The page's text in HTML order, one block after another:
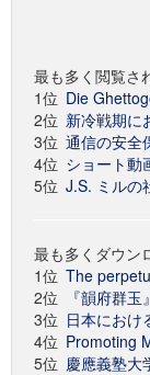
最も多く閲覧さ
1位 Die
2位 新冷戦期に
3位 通信の安全
4位 ショート動
5位 J.S. ミルの
最も多くダウン
1位 The
2位
『韻府群
3位 日本におけ
4位 Promoting
5位 慶應義塾大